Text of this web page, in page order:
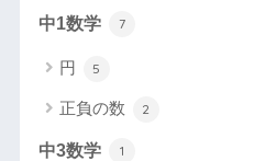
中1数学 7
円 5
正負の数 2
中3数学 1